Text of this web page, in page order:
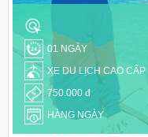
01 NGÀY
XE DU LỊCH CAO CẤP
750.000 đ
HÀNG NGÀY